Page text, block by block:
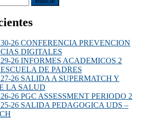
26 CONFERENCIA PREVENCION
DIGITALES
26 INFORMES ACADEMICOS 2
DE PADRES
26 SALIDA A SUPERMATCH Y
LA SALUD
26 PGC ASSESSMENT PERIODO 2
26 SALIDA PEDAGOGICA UDS –